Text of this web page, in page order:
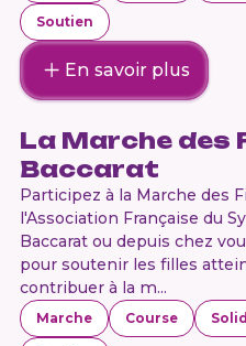
Soutien
En savoir plus
La Marche des
Baccarat
Participez à la Marche des
l'Association Française du
Baccarat ou depuis chez
pour soutenir les filles
contribuer à la m...
Marche Course